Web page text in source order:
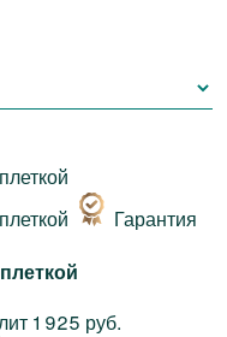
Гарантия
1 925 руб.